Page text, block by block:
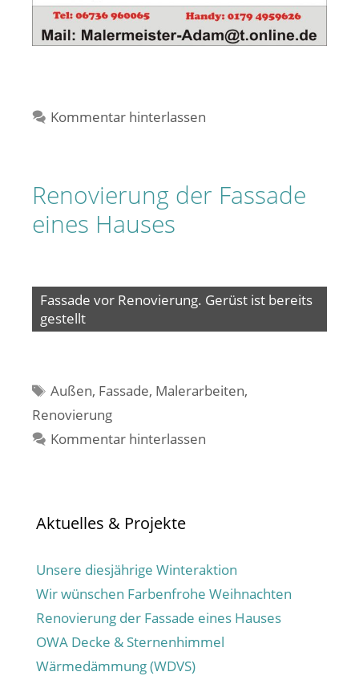
Kommentar hinterlassen
Renovierung der Fassade
eines Hauses
Fassade vor Renovierung. Gerüst ist bereits
gestellt
Schlagwörter
Außen, Fassade, Malerarbeiten,
Renovierung
Kommentar hinterlassen
Aktuelles & Projekte
Unsere diesjährige Winteraktion
Wir wünschen Farbenfrohe Weihnachten
Renovierung der Fassade eines Hauses
OWA Decke & Sternenhimmel
Wärmedämmung (WDVS)